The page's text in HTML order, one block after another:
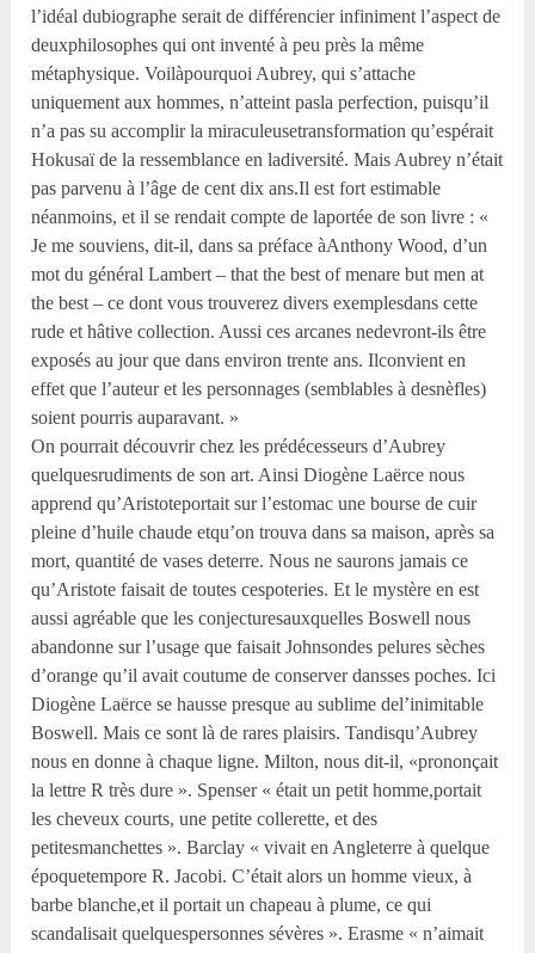
l’idéal dubiographe serait de différencier infiniment l’aspect de
deuxphilosophes qui ont inventé à peu près la même
métaphysique. Voilàpourquoi Aubrey, qui s’attache
uniquement aux hommes, n’atteint pasla perfection, puisqu’il
n’a pas su accomplir la miraculeusetransformation qu’espérait
Hokusaï de la ressemblance en ladiversité. Mais Aubrey n’était
pas parvenu à l’âge de cent dix ans.Il est fort estimable
néanmoins, et il se rendait compte de laportée de son livre : «
Je me souviens, dit-il, dans sa préface àAnthony Wood, d’un
mot du général Lambert – that the best of menare but men at
the best – ce dont vous trouverez divers exemplesdans cette
rude et hâtive collection. Aussi ces arcanes nedevront-ils être
exposés au jour que dans environ trente ans. Ilconvient en
effet que l’auteur et les personnages (semblables à desnèfles)
soient pourris auparavant. »
On pourrait découvrir chez les prédécesseurs d’Aubrey
quelquesrudiments de son art. Ainsi Diogène Laërce nous
apprend qu’Aristoteportait sur l’estomac une bourse de cuir
pleine d’huile chaude etqu’on trouva dans sa maison, après sa
mort, quantité de vases deterre. Nous ne saurons jamais ce
qu’Aristote faisait de toutes cespoteries. Et le mystère en est
aussi agréable que les conjecturesauxquelles Boswell nous
abandonne sur l’usage que faisait Johnsondes pelures sèches
d’orange qu’il avait coutume de conserver dansses poches. Ici
Diogène Laërce se hausse presque au sublime del’inimitable
Boswell. Mais ce sont là de rares plaisirs. Tandisqu’Aubrey
nous en donne à chaque ligne. Milton, nous dit-il, «prononçait
la lettre R très dure ». Spenser « était un petit homme,portait
les cheveux courts, une petite collerette, et des
petitesmanchettes ». Barclay « vivait en Angleterre à quelque
époquetempore R. Jacobi. C’était alors un homme vieux, à
barbe blanche,et il portait un chapeau à plume, ce qui
scandalisait quelquespersonnes sévères ». Erasme « n’aimait